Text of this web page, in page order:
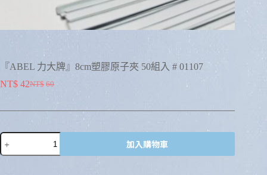
『ABEL 力大牌』8cm塑膠原子夾 50組入 # 01107
NT$ 60
NT$ 42
加入購物車